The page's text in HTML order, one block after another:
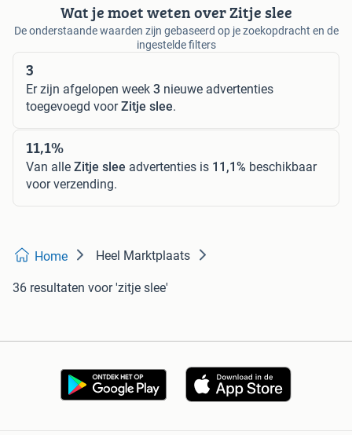
Wat je moet weten over Zitje slee
De onderstaande waarden zijn gebaseerd op je zoekopdracht en de
ingestelde filters
3
Er zijn afgelopen week 3 nieuwe advertenties
toegevoegd voorZitje slee.
11,1%
Van alle Zitje slee advertenties is 11,1% beschikbaar
voor verzending.
Home Heel Marktplaats
36 resultaten voor 'zitje slee'